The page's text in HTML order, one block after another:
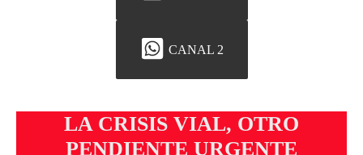
CANAL 2
LA CRISIS VIAL, OTRO
PENDIENTE URGENTE